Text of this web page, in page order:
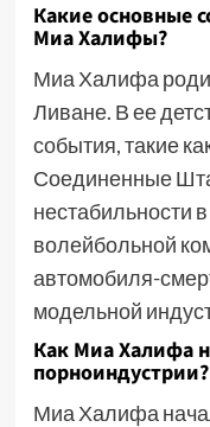
Какие основные
Миа Халифы?
Миа Халифа
Ливане. В ее
события, такие
Соединенные
нестабильности
волейбольной
автомобиля-
модельной
Как Миа Халифа
порноиндустрии?
Миа Халифа